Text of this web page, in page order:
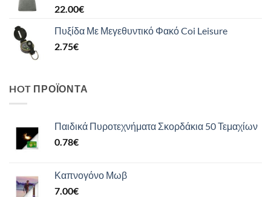
22.00€
Πυξίδα Με Μεγεθυντικό Φακό Coi Leisure
2.75€
HOT ΠΡΟΪΌΝΤΑ
Παιδικά Πυροτεχνήματα Σκορδάκια 50 Τεμαχίων
0.78€
Καπνογόνο Μωβ
7.00€